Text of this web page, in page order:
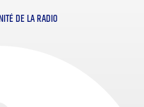
DE LA RADIO